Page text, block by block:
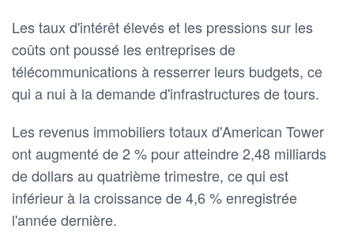
Les taux d'intérêt élevés et les pressions sur les
coûts ont poussé les entreprises de
télécommunications à resserrer leurs budgets, ce
qui a nui à la demande d'infrastructures de tours.
Les revenus immobiliers totaux d'American Tower
ont augmenté de 2 % pour atteindre 2,48 milliards
de dollars au quatrième trimestre, ce qui est
inférieur à la croissance de 4,6 % enregistrée
l'année dernière.